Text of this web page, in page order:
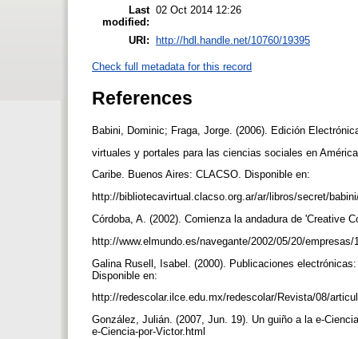
Last
modified:
02 Oct 2014 12:26
URI: http://hdl.handle.net/10760/19395
Check full metadata for this record
References
Babini, Dominic; Fraga, Jorge. (2006). Edición
virtuales y portales para las ciencias sociales en
Caribe. Buenos Aires: CLACSO. Disponible en:
http://bibliotecavirtual.clacso.org.ar/ar/libros/secret/
Córdoba, A. (2002). Comienza la andadura de 'Creative
http://www.elmundo.es/navegante/2002/05/20/
Galina Rusell, Isabel. (2000). Publicaciones
Disponible en:
http://redescolar.ilce.edu.mx/redescolar/Revista/08/
González, Julián. (2007, Jun. 19). Un guiño a la e-
e-Ciencia-por-Victor.html